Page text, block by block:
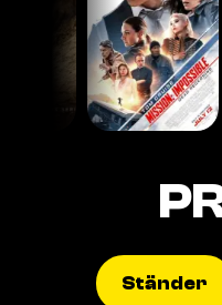
Ständer